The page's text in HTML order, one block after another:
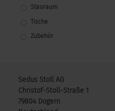
Stauraum
Tische
Zubehör
Sedus Stoll AG
Christof-Stoll-Straße 1
79804 Dogern